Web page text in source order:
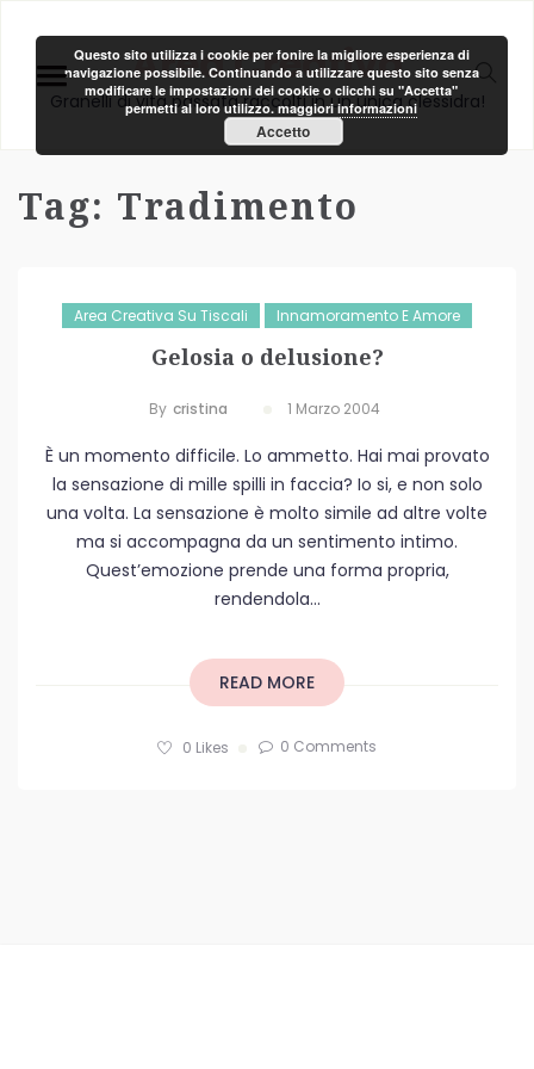
Area Creativa
Granelli di vita passata raccolti in un unica clessidra!
Tag: Tradimento
Area Creativa Su Tiscali Innamoramento E Amore
Gelosia o delusione?
By Cristina 1 Marzo 2004
È un momento difficile. Lo ammetto. Hai mai provato
la sensazione di mille spilli in faccia? Io si, e non solo
una volta. La sensazione è molto simile ad altre volte
ma si accompagna da un sentimento intimo.
Quest’emozione prende una forma propria,
rendendola...
READ MORE
0 Likes 0 Comments
Questo sito utilizza i cookie per fonire la migliore esperienza di
navigazione possibile. Continuando a utilizzare questo sito senza
modificare le impostazioni dei cookie o clicchi su "Accetta"
permetti al loro utilizzo.maggiori informazioni
Accetto